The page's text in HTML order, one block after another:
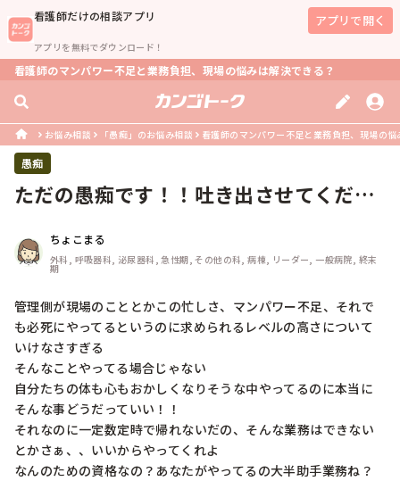
看護師だけの相談アプリ
アプリを無料でダウンロード！
アプリで開く
看護師のマンパワー不足と業務負担、現場の悩みは解決できる？
お悩み相談 「愚痴」のお悩み相談 看護師のマンパワー不足と業務負担、現場の
愚痴
ただの愚痴です！！吐き出させてくださ
ちょこまる
外科, 呼吸器科, 泌尿器科, 急性期, その他の科, 病棟, リーダー, 一般病院, 終末
期
管理側が現場のこととかこの忙しさ、マンパワー不足、それで
も必死にやってるというのに求められるレベルの高さについて
いけなさすぎる
そんなことやってる場合じゃない
自分たちの体も心もおかしくなりそうな中やってるのに本当に
そんな事どうだっていい！！
それなのに一定数定時で帰れないだの、そんな業務はできない
とかさぁ、、いいからやってくれよ
なんのための資格なの？あなたがやってるの大半助手業務ね？